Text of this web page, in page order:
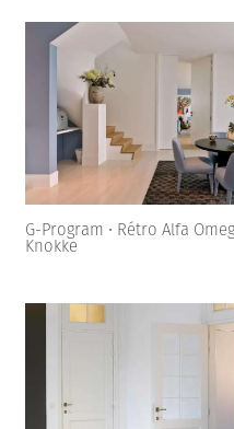
G-Program • Rétro Alfa
Knokke